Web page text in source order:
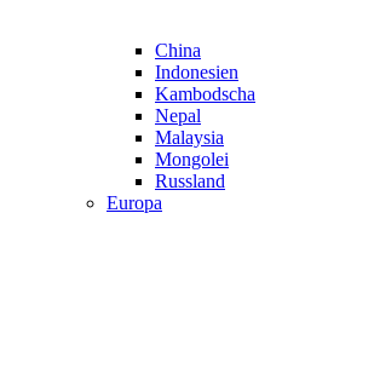
China
Indonesien
Kambodscha
Nepal
Malaysia
Mongolei
Russland
Europa